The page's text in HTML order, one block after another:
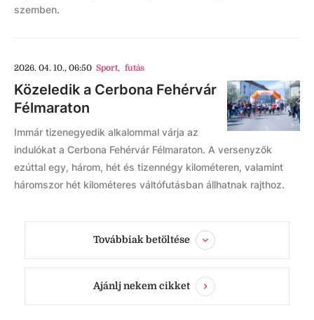
szemben.
2026. 04. 10., 06:50 Sport, futás
Közeledik a Cerbona Fehérvár
Félmaraton
Immár tizenegyedik alkalommal várja az
indulókat a Cerbona Fehérvár Félmaraton. A versenyzők
ezúttal egy, három, hét és tizennégy kilométeren, valamint
háromszor hét kilométeres váltófutásban állhatnak rajthoz.
Továbbiak betöltése
Ajánlj nekem cikket